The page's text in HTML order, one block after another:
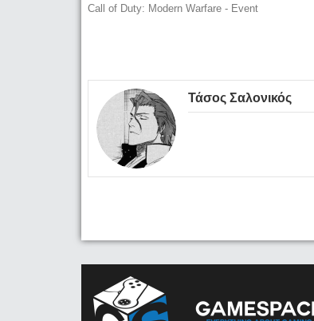
Call of Duty: Modern Warfare - Event
Τάσος Σαλονικός